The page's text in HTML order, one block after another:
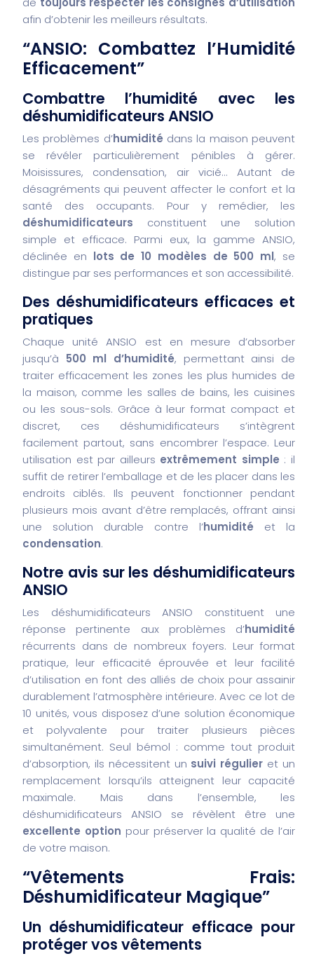
afin d’obtenir les meilleurs résultats.
“ANSIO: Combattez l’Humidité
Efficacement”
Combattre l’humidité avec les
déshumidificateurs ANSIO
Les problèmes d’humidité dans la maison peuvent
se révéler particulièrement pénibles à gérer.
Moisissures, condensation, air vicié… Autant de
désagréments qui peuvent affecter le confort et la
santé des occupants. Pour y remédier, les
déshumidificateurs constituent une solution
simple et efficace. Parmi eux, la gamme ANSIO,
déclinée en lots de 10 modèles de 500 ml, se
distingue par ses performances et son accessibilité.
Des déshumidificateurs efficaces et
pratiques
Chaque unité ANSIO est en mesure d’absorber
jusqu’à 500 ml d’humidité, permettant ainsi de
traiter efficacement les zones les plus humides de
la maison, comme les salles de bains, les cuisines
ou les sous-sols. Grâce à leur format compact et
discret, ces déshumidificateurs s’intègrent
facilement partout, sans encombrer l’espace. Leur
utilisation est par ailleurs extrêmement simple : il
suffit de retirer l’emballage et de les placer dans les
endroits ciblés. Ils peuvent fonctionner pendant
plusieurs mois avant d’être remplacés, offrant ainsi
une solution durable contre l’humidité et la
condensation.
Notre avis sur les déshumidificateurs
ANSIO
Les déshumidificateurs ANSIO constituent une
réponse pertinente aux problèmes d’humidité
récurrents dans de nombreux foyers. Leur format
pratique, leur efficacité éprouvée et leur facilité
d’utilisation en font des alliés de choix pour assainir
durablement l’atmosphère intérieure. Avec ce lot de
10 unités, vous disposez d’une solution économique
et polyvalente pour traiter plusieurs pièces
simultanément. Seul bémol : comme tout produit
d’absorption, ils nécessitent un suivi régulier et un
remplacement lorsqu’ils atteignent leur capacité
maximale. Mais dans l’ensemble, les
déshumidificateurs ANSIO se révèlent être une
excellente option pour préserver la qualité de l’air
de votre maison.
“Vêtements Frais:
Déshumidificateur Magique”
Un déshumidificateur efficace pour
protéger vos vêtements